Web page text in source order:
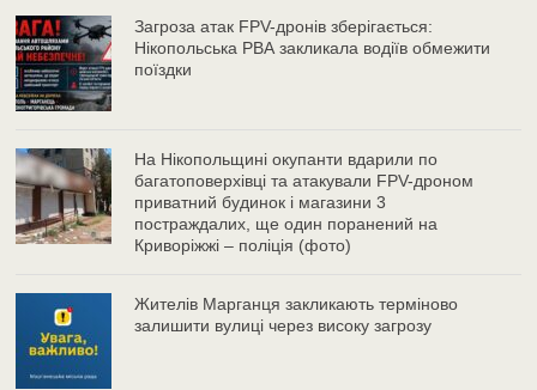
Загроза атак FPV-дронів зберігається:
Нікопольська РВА закликала водіїв обмежити
поїздки
На Нікопольщині окупанти вдарили по
багатоповерхівці та атакували FPV-дроном
приватний будинок і магазини 3
постраждалих, ще один поранений на
Криворіжжі – поліція (фото)
Жителів Марганця закликають терміново
залишити вулиці через високу загрозу